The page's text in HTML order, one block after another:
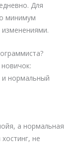
Для
минимум
и нормальный
а нормальная
не